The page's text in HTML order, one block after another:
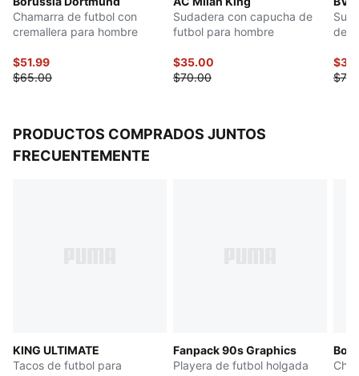
Chamarra de futbol con
cremallera para hombre
$51.99
$65.00
Sudadera con capucha de
futbol para hombre
$35.00
$70.00
de
PRODUCTOS COMPRADOS JUNTOS
FRECUENTEMENTE
KING ULTIMATE
Tacos de futbol para
Fanpack 90s Graphics
Playera de futbol holgada